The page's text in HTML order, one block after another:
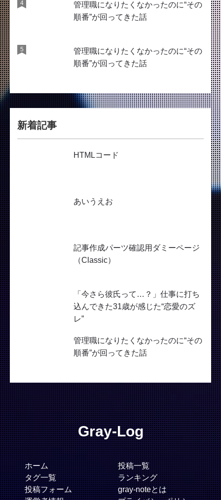
管理職になりたくなかったのに“その
順番”が回ってきた話
管理職になりたくなかったのに“その
順番”が回ってきた話
新着記事
HTMLコード
あいうえお
記事作成パーツ確認用ダミーページ
（Classic）
「今さら彼氏って…？」仕事に打ち
込んできた31歳が感じた“恋愛のズ
レ”
管理職になりたくなかったのに“その
順番”が回ってきた話
Gray-Log
ホーム
投稿一覧
タグ一覧
ランキング
投稿フォーム
gray-noteとは